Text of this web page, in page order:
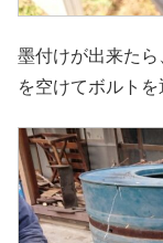
墨付けが出来た
を空けてボルトを